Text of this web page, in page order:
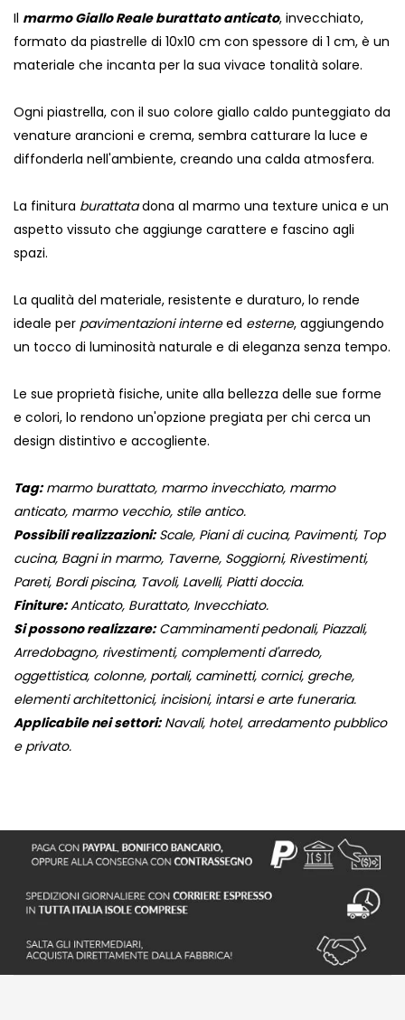
Il marmo Giallo Reale burattato anticato, invecchiato,
formato da piastrelle di 10x10 cm con spessore di 1 cm, è un
materiale che incanta per la sua vivace tonalità solare.
Ogni piastrella, con il suo colore giallo caldo punteggiato da
venature arancioni e crema, sembra catturare la luce e
diffonderla nell'ambiente, creando una calda atmosfera.
La finitura burattatadona al marmo una texture unica e un
aspetto vissuto che aggiunge carattere e fascino agli
spazi.
La qualità del materiale, resistente e duraturo, lo rende
ideale per pavimentazioni interneed esterne, aggiungendo
un tocco di luminosità naturale e di eleganza senza tempo.
Le sue proprietà fisiche, unite alla bellezza delle sue forme
e colori, lo rendono un'opzione pregiata per chi cerca un
design distintivo e accogliente.
Tag:marmo burattato, marmo invecchiato, marmo
anticato, marmo vecchio, stile antico.
Possibili realizzazioni:Scale, Piani di cucina, Pavimenti, Top
cucina, Bagni in marmo, Taverne, Soggiorni, Rivestimenti,
Pareti, Bordi piscina, Tavoli, Lavelli, Piatti doccia.
Finiture:Anticato, Burattato, Invecchiato.
Si possono realizzare:Camminamenti pedonali, Piazzali,
Arredobagno, rivestimenti, complementi d'arredo,
oggettistica, colonne, portali, caminetti, cornici, greche,
elementi architettonici, incisioni, intarsi e arte funeraria.
Applicabile nei settori:Navali, hotel, arredamento pubblico
e privato.